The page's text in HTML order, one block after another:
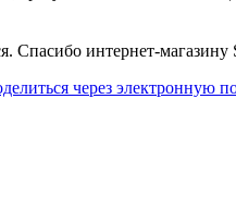
интернет-магазину
через электронную